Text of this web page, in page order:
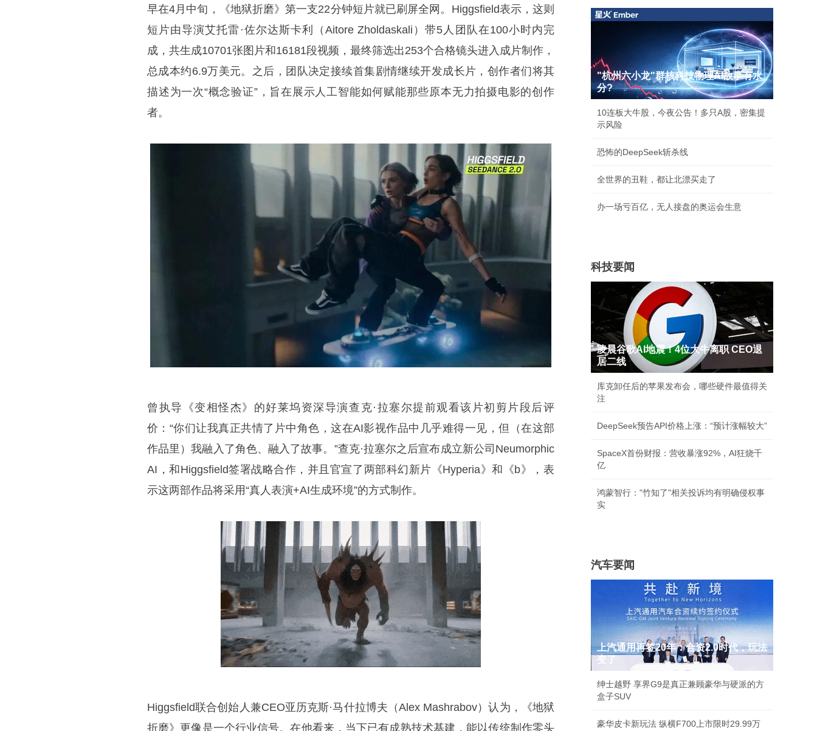
早在4月中旬，《地狱折磨》第一支22分钟短片就已刷屏全网。Higgsfield表示，这则
短片由导演艾托雷·佐尔达斯卡利（Aitore Zholdaskali）带5人团队在100小时内完
成，共生成10701张图片和16181段视频，最终筛选出253个合格镜头进入成片制作，
总成本约6.9万美元。之后，团队决定接续首集剧情继续开发成长片，创作者们将其
描述为一次“概念验证”，旨在展示人工智能如何赋能那些原本无力拍摄电影的创作
者。
曾执导《变相怪杰》的好莱坞资深导演查克·拉塞尔提前观看该片初剪片段后评
价：“你们让我真正共情了片中角色，这在AI影视作品中几乎难得一见，但（在这部
作品里）我融入了角色、融入了故事。”查克·拉塞尔之后宣布成立新公司Neumorphic
AI，和Higgsfield签署战略合作，并且官宣了两部科幻新片《Hyperia》和《b》，表
示这两部作品将采用“真人表演+AI生成环境”的方式制作。
Higgsfield联合创始人兼CEO亚历克斯·马什拉博夫（Alex Mashrabov）认为，《地狱
折磨》更像是一个行业信号。在他看来，当下已有成熟技术基建，能以传统制作零头
"杭州六小龙"群核科技物理AI故事有水
分?
10连板大牛股，今夜公告！多只A股，密集提
示风险
恐怖的DeepSeek斩杀线
全世界的丑鞋，都让北漂买走了
办一场亏百亿，无人接盘的奥运会生意
科技要闻
凌晨谷歌AI地震！4位大牛离职 CEO退
居二线
库克卸任后的苹果发布会，哪些硬件最值得关
注
DeepSeek预告API价格上涨：“预计涨幅较大”
SpaceX首份财报：营收暴涨92%，AI狂烧千
亿
鸿蒙智行："竹知了"相关投诉均有明确侵权事
实
汽车要闻
上汽通用再签20年：合资2.0时代，玩法
变了
绅士越野 享界G9是真正兼顾豪华与硬派的方
盒子SUV
豪华皮卡新玩法 纵横F700上市限时29.99万